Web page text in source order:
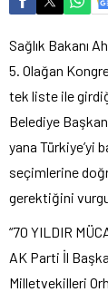
Sağlık Bakanı
5. Olağan
tek liste ile
Belediye
yana Türkiye’yi
seçimlerine
gerektiğini
“70 YILDIR
AK Parti İl
Milletvekilleri